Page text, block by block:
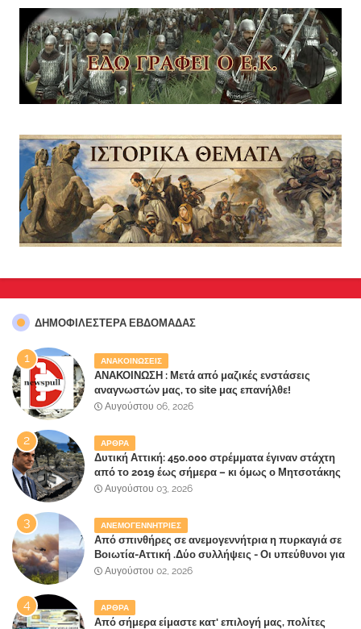
ΔΗΜΟΦΙΛΈΣΤΕΡΑ ΕΒΔΟΜΆΔΑΣ
ΑΝΑΚΟΙΝΩΣΕΙΣ
ΑΝΑΚΟΙΝΩΣΗ : Μετά από μαζικές ενστάσεις
αναγνωστών μας, το site μας επανήλθε!
Αυγούστου 06, 2026
ΑΡΘΡΑ
Δυτική Αττική: 450.000 στρέμματα έγιναν στάχτη
από το 2019 έως σήμερα – κι όμως ο Μητσοτάκης
έλαβε 40% και 45% στις εκλογές του 2023,ενώ 50%
Αυγούστου 03, 2026
ΑΝΕΜΟΓΕΝΝΗΤΡΙΕΣ
Από σπινθήρες σε ανεμογεννήτρια η πυρκαγιά σε
Βοιωτία-Αττική .Δύο συλλήψεις - Οι υπεύθυνοι για
την λάθος διαχείριση της κατάσβεσης θα
Αυγούστου 02, 2026
ΑΡΘΡΑ
Από σήμερα είμαστε κατ' επιλογή μας, πολίτες